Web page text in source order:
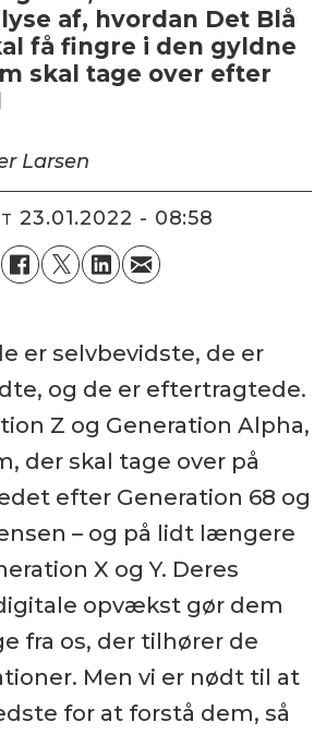
af, hvordan Det Blå
få fingre i den gyldne
skal tage over efter
Larsen
23.01.2022 - 08:58
er selvbevidste, de er
og de er eftertragtede.
Z og Generation Alpha,
der skal tage over på
efter Generation 68 og
– og på lidt længere
X og Y. Deres
opvækst gør dem
fra os, der tilhører de
Men vi er nødt til at
for at forstå dem, så